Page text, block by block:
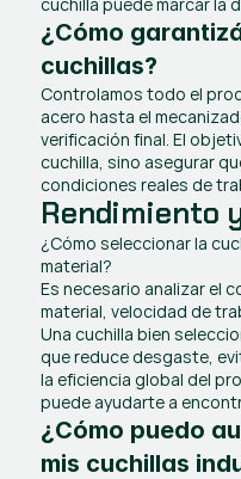
¿Cómo
cuchillas?
Controlamos todo el
acero hasta el
verificación final. El
cuchilla, sino asegurar
condiciones reales de
Rendimiento
¿Cómo seleccionar la
material?
Es necesario analizar el
material, velocidad de
Una cuchilla bien
que reduce desgaste,
la eficiencia global del
puede ayudarte a
¿Cómo puedo
mis cuchillas